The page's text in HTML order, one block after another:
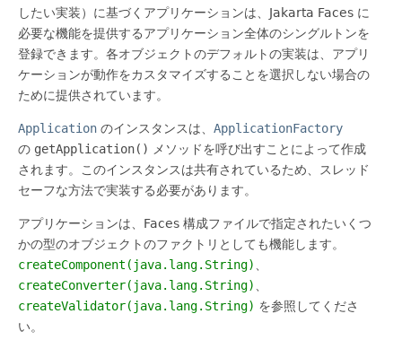
したい実装）に基づくアプリケーションは、Jakarta Faces に
必要な機能を提供するアプリケーション全体のシングルトンを
登録できます。各オブジェクトのデフォルトの実装は、アプリ
ケーションが動作をカスタマイズすることを選択しない場合の
ために提供されています。
Application のインスタンスは、 ApplicationFactory
の getApplication()
メソッドを呼び出すことによって作成
されます。このインスタンスは共有されているため、スレッド
セーフな方法で実装する必要があります。
アプリケーションは、Faces 構成ファイルで指定されたいくつ
かの型のオブジェクトのファクトリとしても機能します。
createComponent(java.lang.String)
createConverter(java.lang.String)
createValidator(java.lang.String) を参照してくださ
い。